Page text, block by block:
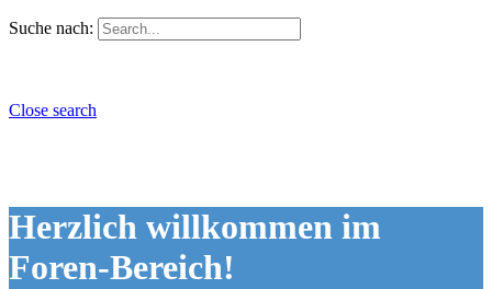
Suche nach:
Close search
Herzlich willkommen im
Foren-Bereich!